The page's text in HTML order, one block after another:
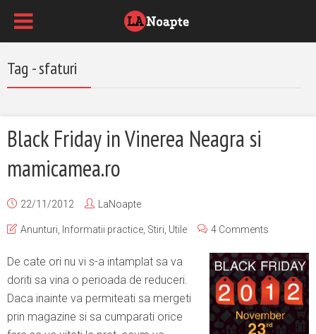
Tag - sfaturi
Black Friday in Vinerea Neagra si
mamicamea.ro
22/11/2012 LaNoapte
Anunturi Informatii practice Stiri Utile 4 Comments
De cate ori nu vi s-a intamplat sa va
doriti sa vina o perioada de reduceri.
Daca inainte va permiteati sa mergeti
prin magazine si sa cumparati orice